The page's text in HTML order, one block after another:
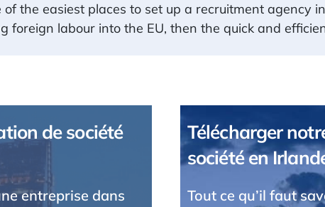
of the easiest places to set up a recruitment agency
foreign labour into the EU, then the quick and
de société
entreprise dans
Télécharger
société en
Tout ce qu’il faut